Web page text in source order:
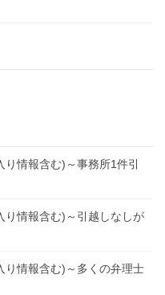
情報含む)～事務所1件引
り情報含む)～引越しなしが
り情報含む)～多くの弁理士